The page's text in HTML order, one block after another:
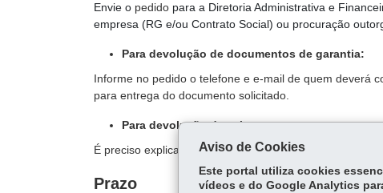
Envie o pedido para a Diretoria Administrativa e
empresa (RG e/ou Contrato Social) ou procuração
Para devolução de documentos de garantia:
Informe no pedido o telefone e e-mail de quem deverá
para entrega do documento solicitado.
Para devolução de valores:
É preciso explicar os motivos para a devolução e
Prazo
Aviso de Cookies
Este portal utiliza cookies
vídeos e do Google Analytics